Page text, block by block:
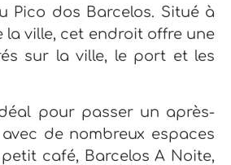
Pico dos Barcelos. Situé à
la ville, cet endroit offre une
sur la ville, le port et les
pour passer un après-
de nombreux espaces
café, Barcelos A Noite,